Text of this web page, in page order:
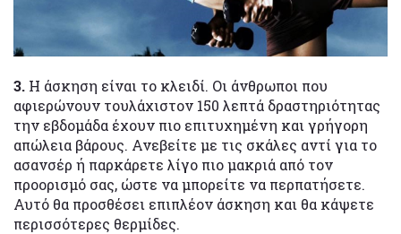
3. Η άσκηση είναι το κλειδί. Οι άνθρωποι που
αφιερώνουν τουλάχιστον 150 λεπτά δραστηριότητας
την εβδομάδα έχουν πιο επιτυχημένη και γρήγορη
απώλεια βάρους. Ανεβείτε με τις σκάλες αντί για το
ασανσέρ ή παρκάρετε λίγο πιο μακριά από τον
προορισμό σας, ώστε να μπορείτε να περπατήσετε.
Αυτό θα προσθέσει επιπλέον άσκηση και θα κάψετε
περισσότερες θερμίδες.